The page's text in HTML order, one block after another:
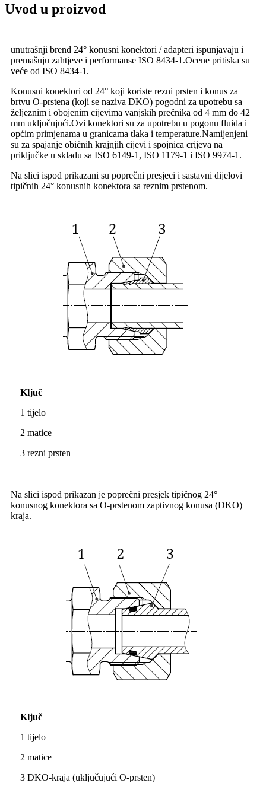
Uvod u proizvod
unutrašnji brend 24° konusni konektori / adapteri ispunjavaju i
premašuju zahtjeve i performanse ISO 8434-1.Ocene pritiska su
veće od ISO 8434-1.
Konusni konektori od 24° koji koriste rezni prsten i konus za
brtvu O-prstena (koji se naziva DKO) pogodni za upotrebu sa
željeznim i obojenim cijevima vanjskih prečnika od 4 mm do 42
mm uključujući.Ovi konektori su za upotrebu u pogonu fluida i
općim primjenama u granicama tlaka i temperature.Namijenjeni
su za spajanje običnih krajnjih cijevi i spojnica crijeva na
priključke u skladu sa ISO 6149-1, ISO 1179-1 i ISO 9974-1.
Na slici ispod prikazani su poprečni presjeci i sastavni dijelovi
tipičnih 24° konusnih konektora sa reznim prstenom.
Ključ
1 tijelo
2 matice
3 rezni prsten
Na slici ispod prikazan je poprečni presjek tipičnog 24°
konusnog konektora sa O-prstenom zaptivnog konusa (DKO)
kraja.
Ključ
1 tijelo
2 matice
3 DKO-kraja (uključujući O-prsten)